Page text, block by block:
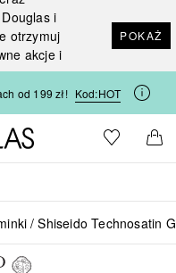
i
otrzymuj
akcje i
POKAŻ
od 199 zł! Kod:HOT
Strona główna Douglas
Do listyDo
Shiseido Technosatin